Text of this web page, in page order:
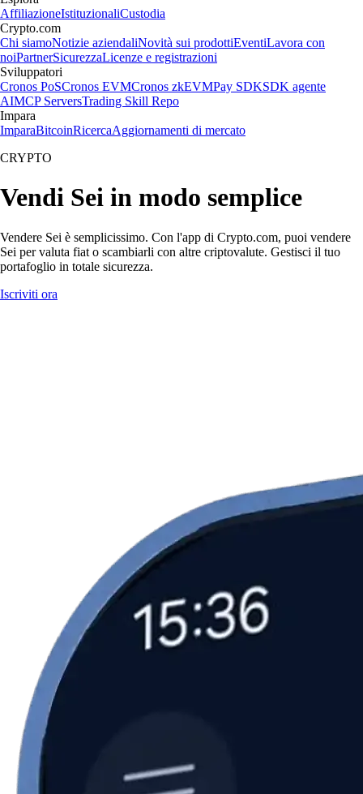
AffiliazioneIstituzionaliCustodia
Crypto.com
Chi siamoNotizie aziendaliNovità sui prodottiEventiLavora con
noiPartnerSicurezzaLicenze e registrazioni
Sviluppatori
Cronos PoSCronos EVMCronos zkEVMPay SDKSDK agente
AIMCP ServersTrading Skill Repo
Impara
ImparaBitcoinRicercaAggiornamenti di mercato
CRYPTO
Vendi Sei in modo semplice
Vendere Sei è semplicissimo. Con l'app di Crypto.com, puoi vendere
Sei per valuta fiat o scambiarli con altre criptovalute. Gestisci il tuo
portafoglio in totale sicurezza.
Iscriviti ora